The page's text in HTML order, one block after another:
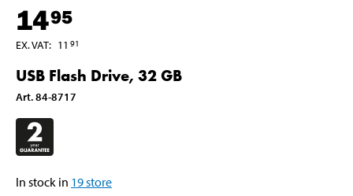
1495
EX. VAT: 11 91
USB Flash Drive, 32 GB
Art.84-8717
In stock in 19store